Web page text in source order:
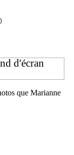
d'écran
que Marianne